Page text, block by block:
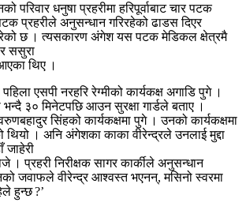
परिवार धनुषा प्रहरीमा हरिपूर्वाबाट चार पटक
प्रहरीले अनुसन्धान गरिरहेको ढाडस दिएर
छ । त्यसकारण अंगेश यस पटक मेडिकल क्षेत्रमै
र ससुरा
थिए ।
एसपी नरहरि रेग्मीको कार्यकक्ष अगाडि पुगे ।
३० मिनेटपछि आउन सुरक्षा गार्डले बताए ।
सिंहको कार्यकक्षमा पुगे । उनको कार्यकक्षमा
थियो । अनि अंगेशका काका वीरेन्द्रले उनलाई मुद्दा
जाहेरी
। प्रहरी निरीक्षक सागर कार्कीले अनुसन्धान
जवाफले वीरेन्द्र आश्वस्त भएनन्, मसिनो स्वरमा
हुन्छ ?’